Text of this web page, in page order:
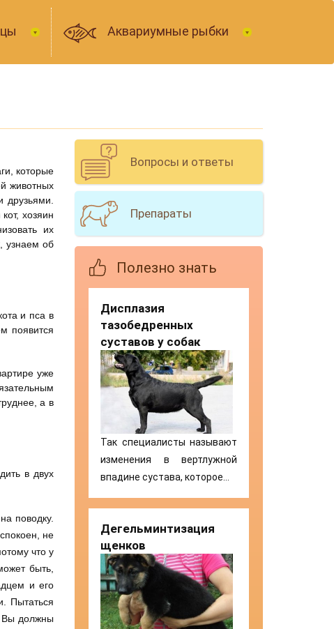
Аквариумные рыбки
которые
животных
друзьями.
хозяин
их
узнаем об
и пса в
появится
уже
а в
в двух
поводку.
не
что у
быть,
и его
Пытаться
Вы должны
Вопросы и ответы
Препараты
Полезно знать
Дисплазия
тазобедренных
суставов у собак
Так специалисты называют
изменения в вертлужной
впадине сустава, которое…
Дегельминтизация
щенков